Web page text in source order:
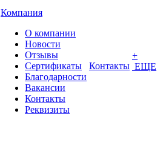
Компания
О компании
Новости
Отзывы
Сертификаты
Благодарности
Вакансии
Контакты
Реквизиты
Контакты
+
ЕЩЕ